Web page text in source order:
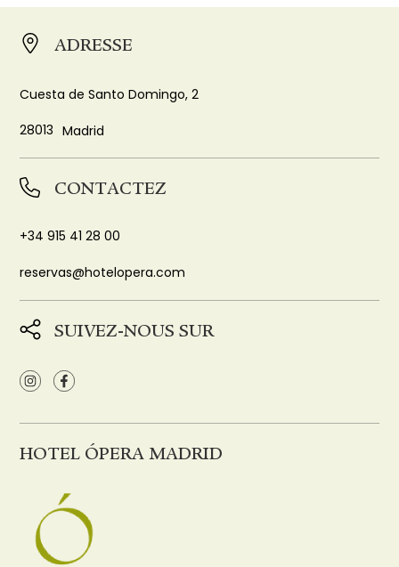
ADRESSE
Cuesta de Santo Domingo, 2
28013 Madrid
CONTACTEZ
+34 915 41 28 00
reservas@hotelopera.com
SUIVEZ-NOUS SUR
HOTEL ÓPERA MADRID